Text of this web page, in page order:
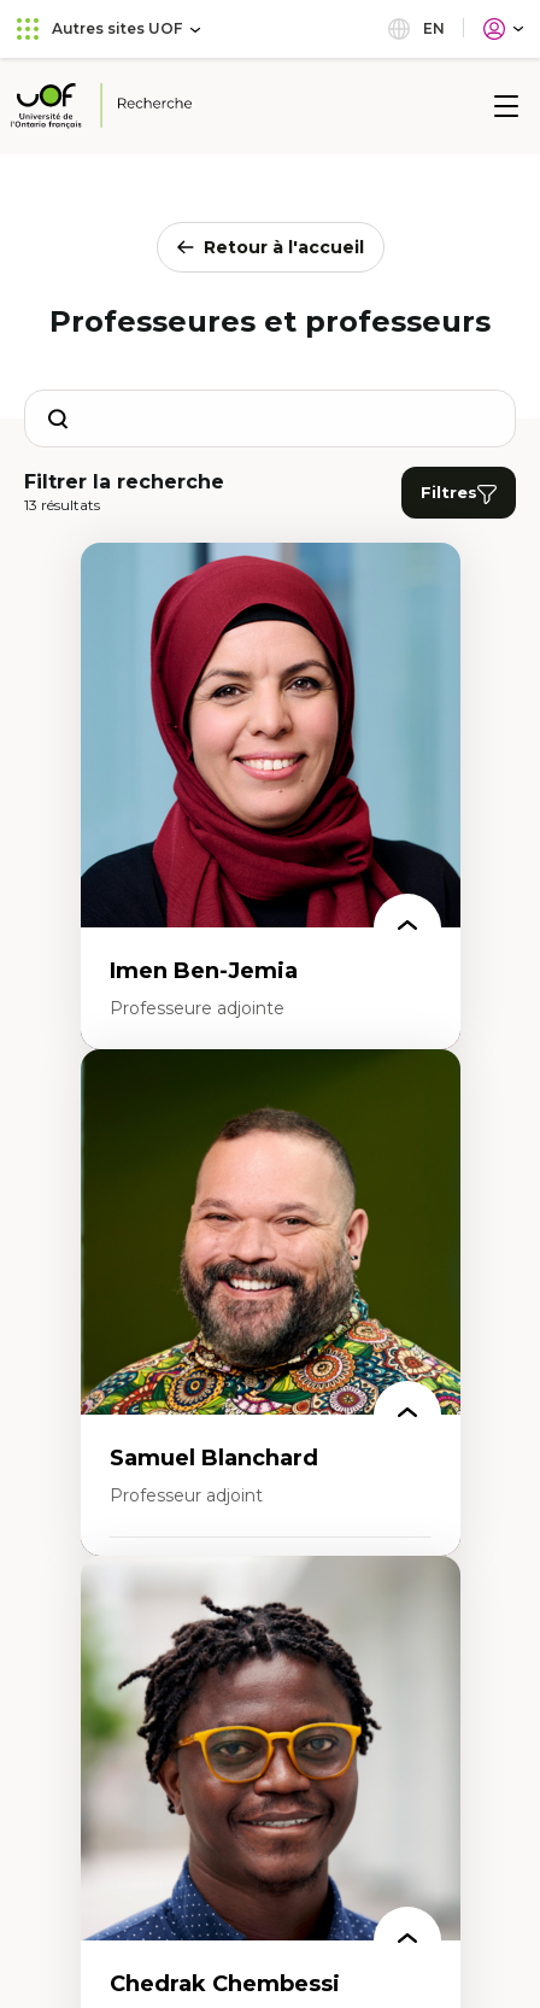
Aller
au
principal
Passer
au
Autres sites UOF EN
Université
Retour à l'accueil
Professeures et professeurs
Search
Filtrer la recherche
13 résultats
Filtres
Imen Ben-Jemia
Professeure adjointe
Discours sur la ville et représentations
Mosquées, formes et usages au Canada
Reconnaissance et représentations des
communautés immigrantes dans l'espace
Design architectural et urbain
Patrimoine et patrimonialisation
Études postcoloniales et décolonisation des
savoirs
Samuel Blanchard
Professeur adjoint
Didactique des sciences – processus
d’enquête et culture scientifique
Éducation en milieu minoritaire –
construction identitaire et conscience
critique
Technologies éducatives – ludification et
programmation pédagogique
La langue dans toutes les matières –
environnement discursif et langage
scientifique
Chedrak Chembessi